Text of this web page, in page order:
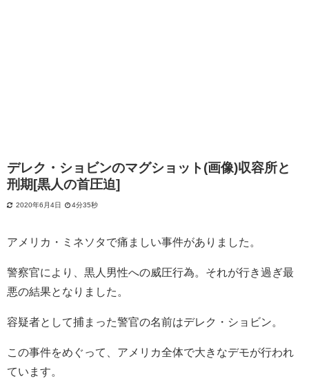
デレク・ショビンのマグショット(画像)収容所と
刑期[黒人の首圧迫]
2020年6月4日 4分35秒
アメリカ・ミネソタで痛ましい事件がありました。
警察官により、黒人男性への威圧行為。それが行き過ぎ最
悪の結果となりました。
容疑者として捕まった警官の名前はデレク・ショビン。
この事件をめぐって、アメリカ全体で大きなデモが行われ
ています。